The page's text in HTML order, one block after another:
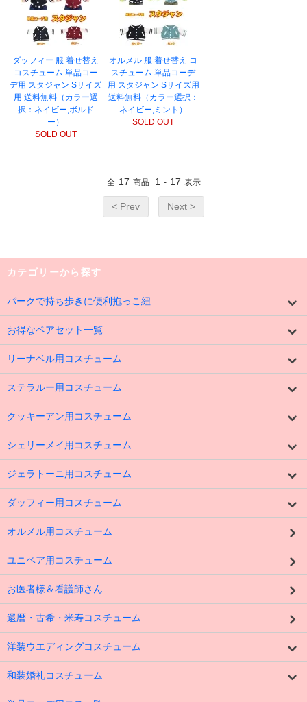
ダッフィー 服 着せ替え
コスチューム 単品コー
デ用 スタジャン Sサイズ
用 送料無料（カラー選
択：ネイビー,ボルド
ー）
SOLD OUT
オルメル 服 着せ替え コ
スチューム 単品コーデ
用 スタジャン Sサイズ用
送料無料（カラー選択：
ネイビー,ミント）
SOLD OUT
全 17 商品 1 - 17 表示
< Prev Next >
カテゴリーから探す
パークで持ち歩きに便利抱っこ紐
お得なペアセット一覧
リーナベル用コスチューム
ステラルー用コスチューム
クッキーアン用コスチューム
シェリーメイ用コスチューム
ジェラトーニ用コスチューム
ダッフィー用コスチューム
オルメル用コスチューム
ユニベア用コスチューム
お医者様＆看護師さん
還暦・古希・米寿コスチューム
洋装ウエディングコスチューム
和装婚礼コスチューム